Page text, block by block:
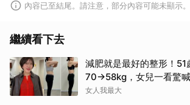
內容已至結尾。請注意，部分內容可能未顯示。
繼續看下去
減肥就是最好的整形！51
70→58kg，女兒一看驚
女人我最大